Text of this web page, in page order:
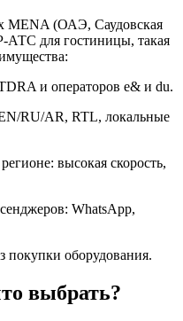
MENA (ОАЭ, Саудовская
АТС для гостиницы, такая
и операторов e& и du.
RU/AR, RTL, локальные
высокая скорость,
WhatsApp,
покупки оборудования.
выбрать?